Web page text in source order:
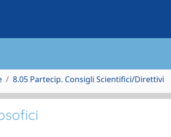
8.05 Partecip. Consigli Scientifici/Direttivi